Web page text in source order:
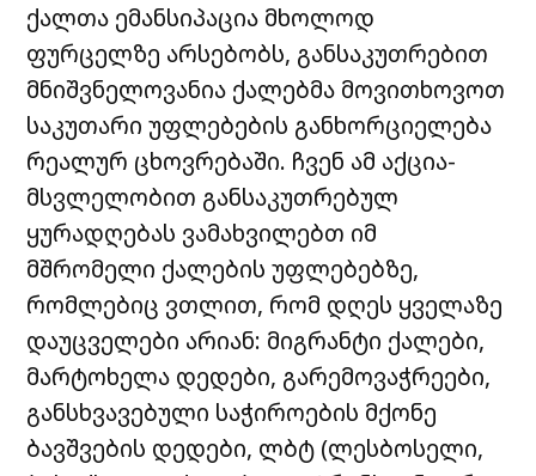
ქალთა ემანსიპაცია მხოლოდ
ფურცელზე არსებობს, განსაკუთრებით
მნიშვნელოვანია ქალებმა მოვითხოვოთ
საკუთარი უფლებების განხორციელება
რეალურ ცხოვრებაში. ჩვენ ამ აქცია-
მსვლელობით განსაკუთრებულ
ყურადღებას ვამახვილებთ იმ
მშრომელი ქალების უფლებებზე,
რომლებიც ვთლით, რომ დღეს ყველაზე
დაუცველები არიან: მიგრანტი ქალები,
მარტოხელა დედები, გარემოვაჭრეები,
განსხვავებული საჭიროების მქონე
ბავშვების დედები, ლბტ (ლესბოსელი,